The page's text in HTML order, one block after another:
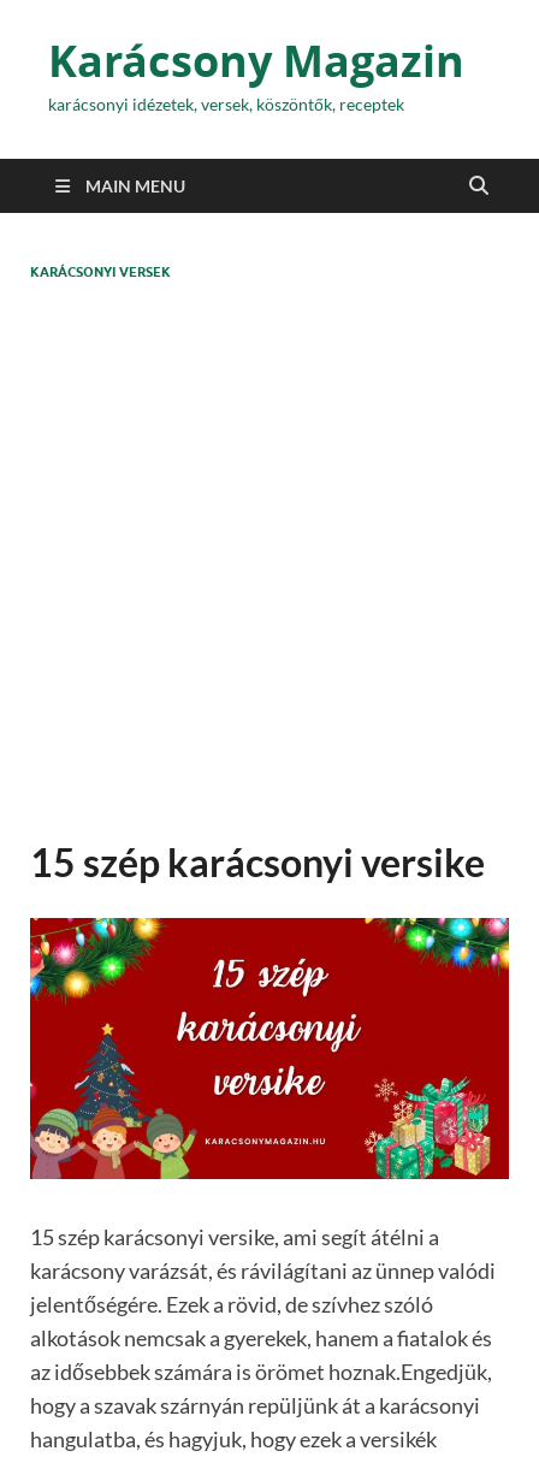
Karácsony Magazin
karácsonyi idézetek, versek, köszöntők, receptek
MAIN MENU
KARÁCSONYI VERSEK
15 szép karácsonyi versike
15 szép karácsonyi versike, ami segít átélni a
karácsony varázsát, és rávilágítani az ünnep valódi
jelentőségére. Ezek a rövid, de szívhez szóló
alkotások nemcsak a gyerekek, hanem a fiatalok és
az idősebbek számára is örömet hoznak.Engedjük,
hogy a szavak szárnyán repüljünk át a karácsonyi
hangulatba, és hagyjuk, hogy ezek a versikék